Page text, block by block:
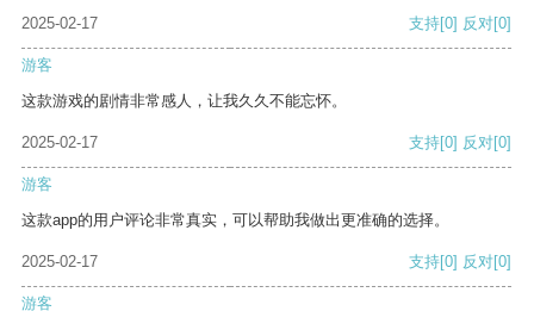
2025-02-17
支持[0] 反对[0]
游客
这款游戏的剧情非常感人，让我久久不能忘怀。
2025-02-17 支持[0] 反对[0]
游客
这款app的用户评论非常真实，可以帮助我做出更准确的选择。
2025-02-17 支持[0] 反对[0]
游客